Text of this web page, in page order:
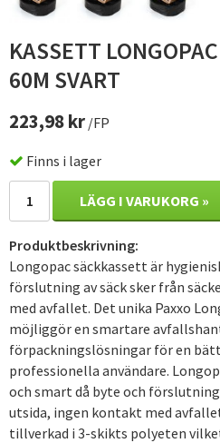
KASSETT
60M SVART
223,98 kr /FP
Finns i lager
LÄGG I VARUKORG »
Produktbeskrivning:
Longopac säckkassett är
förslutning av säck sker från
med avfallet. Det unika Paxxo
möjliggör en smartare
förpackningslösningar för en
professionella användare.
och smart då byte och förslutning
utsida, ingen kontakt med
tillverkad i 3-skikts polyeten